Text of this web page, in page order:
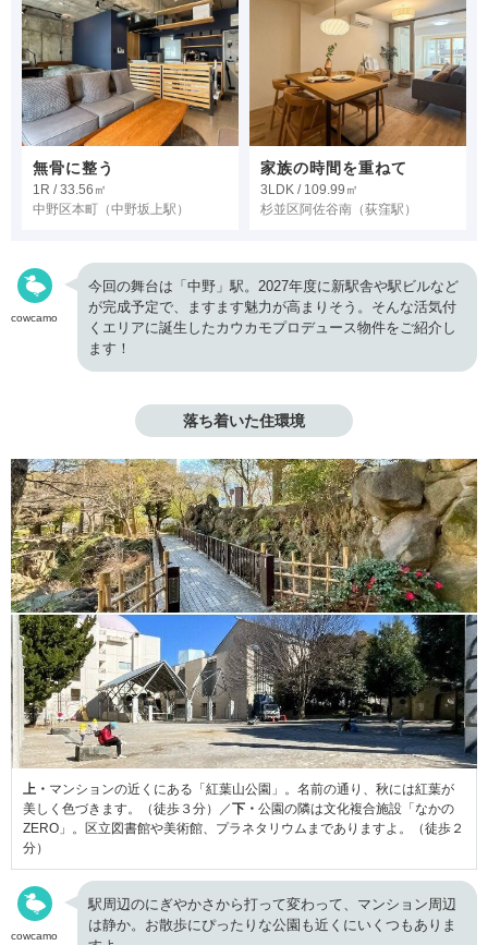
無骨に整う
1R / 33.56㎡
中野区本町 （中野坂上駅）
家族の時間を重ねて
3LDK / 109.99㎡
杉並区阿佐谷南 （荻窪駅）
cowcamo
今回の舞台は「中野」駅。2027年度に新駅舎や駅ビルなど
が完成予定で、ますます魅力が高まりそう。そんな活気付
くエリアに誕生したカウカモプロデュース物件をご紹介し
ます！
落ち着いた住環境
上・ マンションの近くにある「紅葉山公園」。名前の通り、秋には紅葉が
美しく色づきます。（徒歩３分）／下・ 公園の隣は文化複合施設「なかの
ZERO」。区立図書館や美術館、プラネタリウムまでありますよ。（徒歩２
分）
cowcamo
駅周辺のにぎやかさから打って変わって、マンション周辺
は静か。お散歩にぴったりな公園も近くにいくつもありま